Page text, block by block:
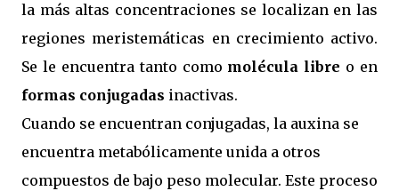
la más altas concentraciones se localizan en las
regiones meristemáticas en crecimiento activo.
Se le encuentra tanto como molécula libre o en
formas conjugadas inactivas.
Cuando se encuentran conjugadas, la auxina se
encuentra metabólicamente unida a otros
compuestos de bajo peso molecular. Este proceso